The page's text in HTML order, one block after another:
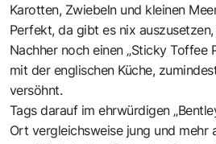
Karotten, Zwiebeln und kleinen
Perfekt, da gibt es nix
Nachher noch einen „Sticky Toffee
mit der englischen Küche,
versöhnt.
Tags darauf im ehrwürdigen
Ort vergleichsweise jung und mehr